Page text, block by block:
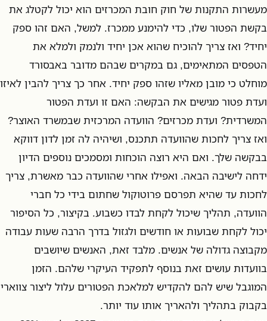
מעשרות התקנות של חוק חובת המכרזים הוא יכול לקטלג את
בקשת הפטור שלו, כדי להימנע ממכרז. למשל, האם זהו ספק
יחיד? ואז צריך להוכיח שהוא אכן יחיד ולנמק ולמלא את
הטפסים המתאימים, גם במקרים שבהם מדובר באבסורד
מוחלט כי מובן מאליו שזהו ספק יחיד. אחר כך צריך להבין לאיזו
ועדת פטור מגישים את הבקשה: האם זו ועדת הפטור
המשרדית? ועדת מכרזים? הוועדה המרכזית שבמשרד האוצר?
ואז צריך לחכות שהוועדה תתכנס, ושיהיה לה זמן לדון דווקא
בבקשה שלך. ואם היא רוצה הוכחות ומסמכים נוספים הדיון
ידחה לישיבה הבאה. ואפילו אחרי שהוועדה כבר מאשרת, צריך
לחכות עד שהיא תפרסם פרוטוקול שחתום בידי כל חברי
הוועדה, תהליך שיכול לקחת לבדו כשבוע. בקיצור, כל הסיפור
יכול לקחת שבועות או חודשים ולגזול בדרך הרבה שעות עבודה
מקבוצה גדולה של אנשים. מלבד זאת, האנשים שיושבים
בוועדות עושים זאת בנוסף לתפקיד העיקרי שלהם. הזמן
המוגבל שיש להם להקדיש למלאכת הפטורים עלול ליצור צווארי
בקבוק בתהליך ולהאריך אותו עוד יותר.